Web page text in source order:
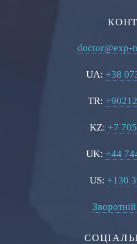
doctor@exp-
UA: +38
TR:
KZ: +7
UK: +44
US: +130